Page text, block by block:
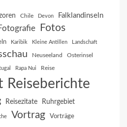
Chile Devon Falklandinseln
Fotos
Karibik Kleine Antillen Landschaft
Neuseeland Osterinsel
Rapa Nui Reise
Reiseberichte
Reisezitate Ruhrgebiet
Vortrag Vorträge